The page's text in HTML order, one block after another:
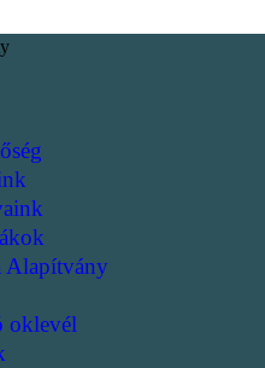
Alapítvány
oklevél